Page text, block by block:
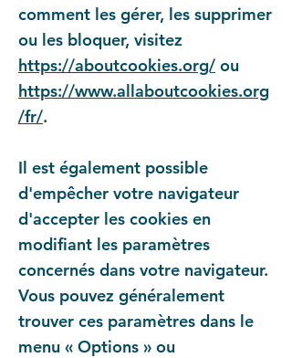
comment les gérer, les supprimer
ou les bloquer, visitez
https://aboutcookies.org/ ou
https://www.allaboutcookies.org
/fr/.
Il est également possible
d'empêcher votre navigateur
d'accepter les cookies en
modifiant les paramètres
concernés dans votre navigateur.
Vous pouvez généralement
trouver ces paramètres dans le
menu « Options » ou